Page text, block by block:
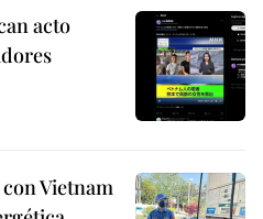
acto
Vietnam